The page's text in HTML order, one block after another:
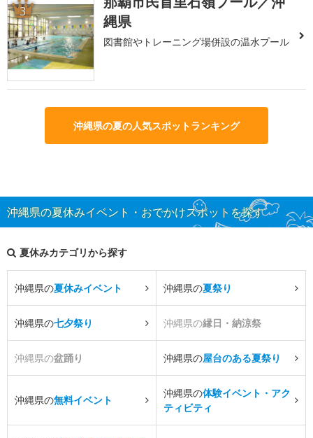
3
縄県
図書館やトレーニング場併設の温水プール
沖縄県の夏の人気スポットランキング
沖縄県の夏休みイベント・おでかけスポットを探す
夏休みカテゴリから探す
沖縄県の夏休みイベント 沖縄県の夏祭り
沖縄県の七夕祭り 沖縄県の縁日・納涼祭
沖縄県の盆踊り 沖縄県の屋台のある夏祭り
沖縄県の無料イベント
沖縄県の体験イベント・アク
ティビティ